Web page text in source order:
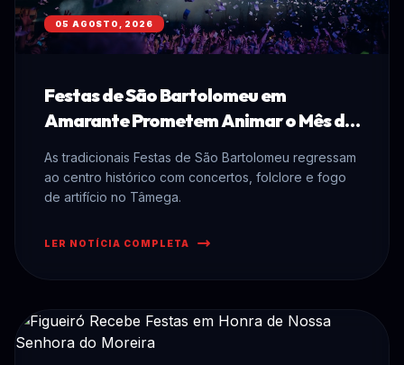
05 AGOSTO, 2026
Festas de São Bartolomeu em
Amarante Prometem Animar o Mês de
As tradicionais Festas de São Bartolomeu regressam
ao centro histórico com concertos, folclore e fogo
de artifício no Tâmega.
LER NOTÍCIA COMPLETA